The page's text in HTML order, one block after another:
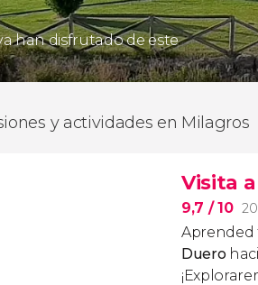
han disfrutado de este
y actividades en Milagros
Visita
9,7 / 10
Duero